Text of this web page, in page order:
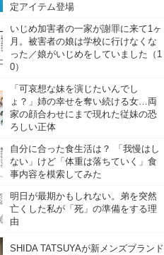
定アイテム登場
いじめ加害者の一家が謝罪に来て1ヶ
月。被害者の娘は学校に行けなくな
った／娘がいじめをしていました（1
0）
「可哀想な妹を演じたいんでし
ょ？」姉の幸せを奪い続ける女…両
家の顔合わせにまで現れた従妹の恐
ろしい正体
自分に合った食生活は？ 「我慢はし
ない」けど「体重は落ちていく」食
事内容を模索してみた
明日が最期かもしれない。弟を突然
亡くした私が「死」の準備をする理
由
SHIDA TATSUYAが新メンズブランド